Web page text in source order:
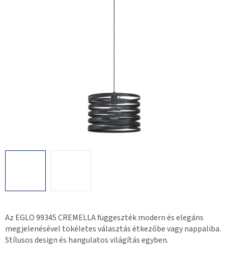
Az EGLO 99345 CREMELLA függeszték modern és elegáns
megjelenésével tökéletes választás étkezőbe vagy nappaliba.
Stílusos design és hangulatos világítás egyben.